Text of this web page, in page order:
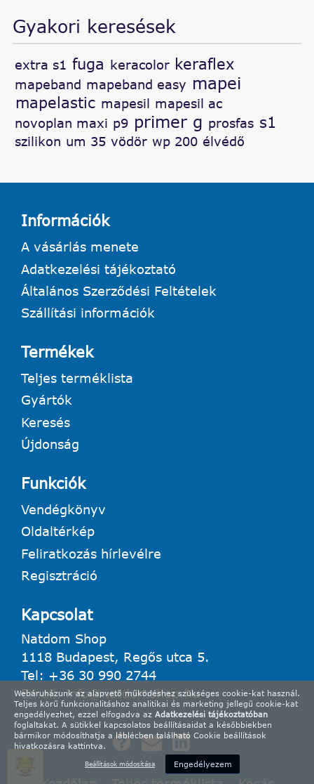
Webáruházunk az alapvető működéshez szükséges cookie-kat használ.
Teljes körű funkcionalitáshoz analitikai és marketing jellegű cookie-kat
engedélyezhet, ezzel elfogadva az Adatkezelési tájékoztatóban
foglaltakat. A sütikkel kapcsolatos beállításaidat a későbbiekben
bármikor módosíthatja a láblécben található Cookie beállítások
hivatkozásra kattintva.
Beállítások módosítása Engedélyezem
Gyakori keresések
extra s1 fuga keracolor keraflex
mapeband mapeband easy mapei
mapelastic mapesil mapesil ac
novoplan maxi p9 primer g prosfas s1
szilikon um 35 vödör wp 200 élvédő
Információk
A vásárlás menete
Adatkezelési tájékoztató
Általános Szerződési Feltételek
Szállítási információk
Termékek
Teljes terméklista
Gyártók
Keresés
Újdonság
Funkciók
Vendégkönyv
Oldaltérkép
Feliratkozás hírlevélre
Regisztráció
Kapcsolat
Natdom Shop
1118 Budapest, Regős utca 5.
Tel: +36 30 990 2744
Email:info@natdomshop.hu